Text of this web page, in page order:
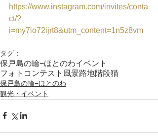
https://www.instagram.com/invites/conta
ct/?
i=my7io72ijrt8&utm_content=1n5z8vm
タグ：
保戸島の輪−ほとのわイベント
フォトコンテスト 風景路地階段猫
保戸島の輪−ほとのわ
観光・イベント